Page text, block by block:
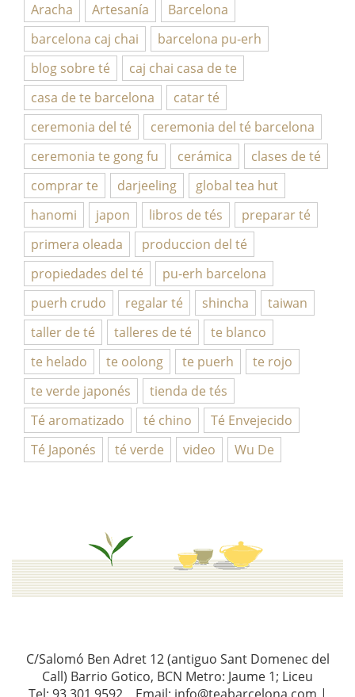
Aracha Artesanía
Barcelona
barcelona caj chai
barcelona pu-erh
blog sobre té
caj chai casa de te
casa de te barcelona
catar té
ceremonia del té
ceremonia del té barcelona
ceremonia te gong fu
cerámica
clases de té
comprar te
darjeeling
global tea hut
hanomi
japon libros de tés
preparar té
primera oleada
produccion del té
propiedades del té
pu-erh barcelona
puerh crudo
regalar té shincha
taiwan
taller de té
talleres de té
te blanco
te helado
te oolong te puerh
te rojo
te verde japonés
tienda de tés
Té aromatizado
té chino
Té Envejecido
Té Japonés
té verde video Wu De
C/Salomó Ben Adret 12 (antiguo Sant Domenec del
Call) Barrio Gotico, BCN Metro: Jaume 1; Liceu